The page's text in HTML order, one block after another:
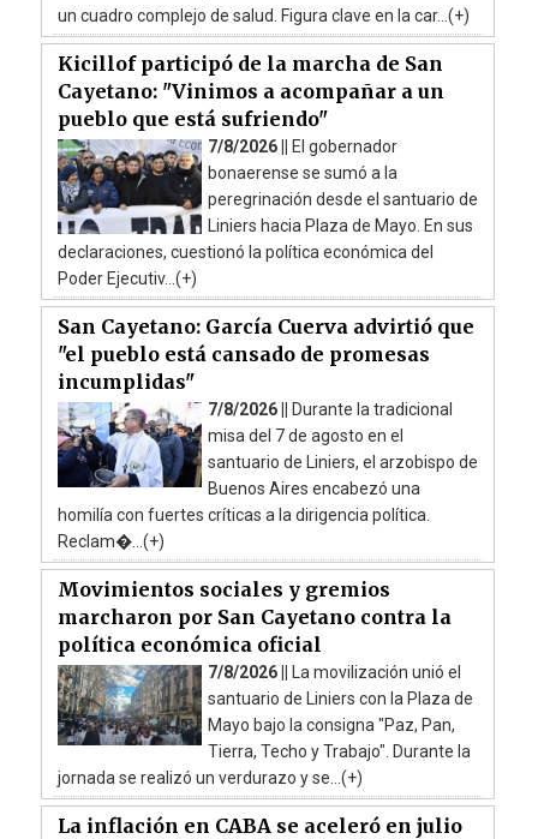
un cuadro complejo de salud. Figura clave en la car...(+)
Kicillof participó de la marcha de San
Cayetano: "Vinimos a acompañar a un
pueblo que está sufriendo"
7/8/2026 || El gobernador
bonaerense se sumó a la
peregrinación desde el santuario de
Liniers hacia Plaza de Mayo. En sus
declaraciones, cuestionó la política económica del
Poder Ejecutiv...(+)
San Cayetano: García Cuerva advirtió que
"el pueblo está cansado de promesas
incumplidas"
7/8/2026 || Durante la tradicional
misa del 7 de agosto en el
santuario de Liniers, el arzobispo de
Buenos Aires encabezó una
homilía con fuertes críticas a la dirigencia política.
Reclam�...(+)
Movimientos sociales y gremios
marcharon por San Cayetano contra la
política económica oficial
7/8/2026 || La movilización unió el
santuario de Liniers con la Plaza de
Mayo bajo la consigna "Paz, Pan,
Tierra, Techo y Trabajo". Durante la
jornada se realizó un verdurazo y se...(+)
La inflación en CABA se aceleró en julio